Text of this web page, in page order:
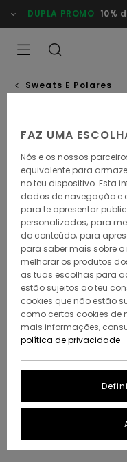
para
a
DUPLA PROMO 10% de
Sweats E Polares
FAZ UMA
Nós e os nossos
equivalente para
no teu dispositivo. Esta
dados de navegação e
para te apresentar
personalizados; para
do conteúdo; para
para saber mais sobre
melhorar os produtos
as tuas escolhas para
estão sujeitos ao teu
cookies que não estão
como certos cookies de
mais informações,
política de privacidade